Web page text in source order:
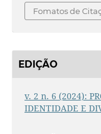
Fomatos de
EDIÇÃO
v. 2 n. 6 (2024):
IDENTIDADE E